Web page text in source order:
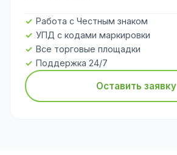
Работа с Честным знаком
УПД с кодами маркировки
Все торговые площадки
Поддержка 24/7
Оставить заявку